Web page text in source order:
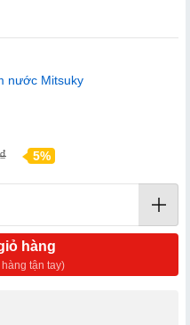
nước Mitsuky
5%
hàng
tận tay)